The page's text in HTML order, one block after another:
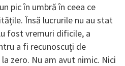
pic în umbră în ceea ce
Însă lucrurile nu au stat
fost vremuri dificile, a
a fi recunoscuți de
zero. Nu am avut nimic. Nici